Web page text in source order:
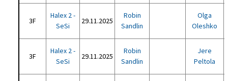
3F
Halex 2 -
SeSi
29.11.2025
Robin
Sandlin
Olga
Oleshko
3F
Halex 2 -
SeSi
29.11.2025
Robin
Sandlin
Jere
Peltola